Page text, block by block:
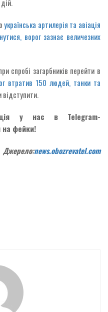
українська артилерія та авіація
ворог зазнає величезних
спробі загарбників перейти в
втратив 150 людей, танки та
відступити.
у нас в Telegram-
на фейки!
Джерело:news.obozrevatel.com